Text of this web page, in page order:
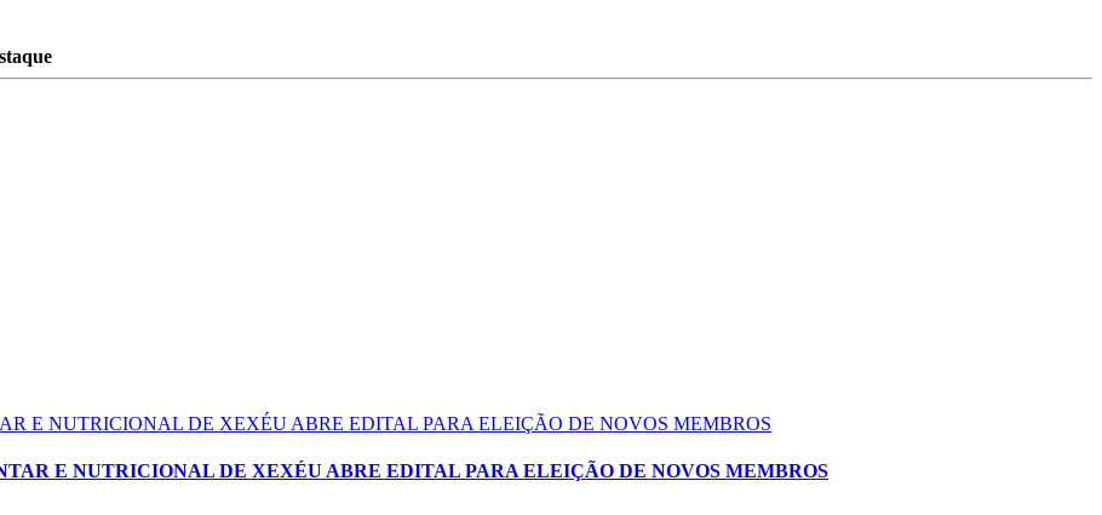
E NUTRICIONAL DE XEXÉU ABRE EDITAL PARA ELEIÇÃO DE NOVOS MEMBROS
E NUTRICIONAL DE XEXÉU ABRE EDITAL PARA ELEIÇÃO DE NOVOS MEMBROS